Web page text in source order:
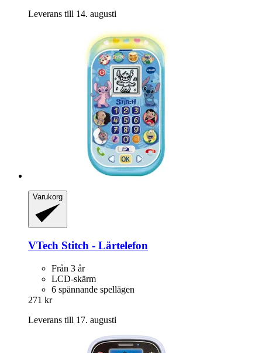
Leverans till 14. augusti
Varukorg
VTech Stitch -​ Lärtelefon
Från 3 år
LCD-skärm
6 spännande spellägen
271 kr
Leverans till 17. augusti